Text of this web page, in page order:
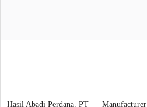
Hasil Abadi Perdana. PT Manufacturer